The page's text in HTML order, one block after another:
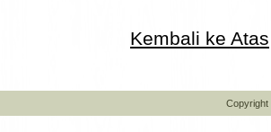
Kembali ke Atas